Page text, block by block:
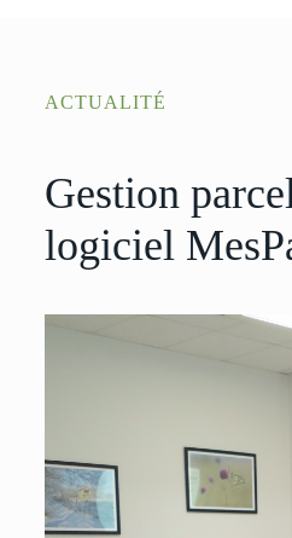
ACTUALITÉ
Gestion
logiciel